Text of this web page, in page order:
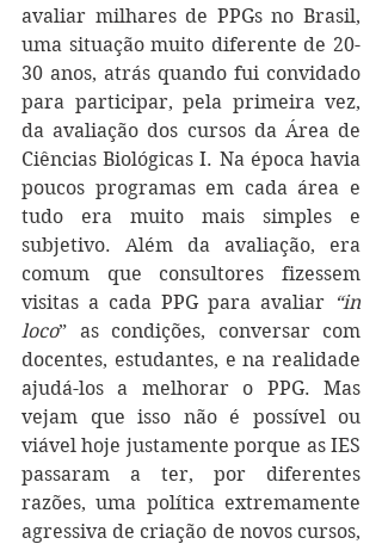
avaliar milhares de PPGs no Brasil,
uma situação muito diferente de 20-
30 anos, atrás quando fui convidado
para participar, pela primeira vez,
da avaliação dos cursos da Área de
Ciências Biológicas I. Na época havia
poucos programas em cada área e
tudo era muito mais simples e
subjetivo. Além da avaliação, era
comum que consultores fizessem
visitas a cada PPG para avaliar “in
loco” as condições, conversar com
docentes, estudantes, e na realidade
ajudá-los a melhorar o PPG. Mas
vejam que isso não é possível ou
viável hoje justamente porque as IES
passaram a ter, por diferentes
razões, uma política extremamente
agressiva de criação de novos cursos,